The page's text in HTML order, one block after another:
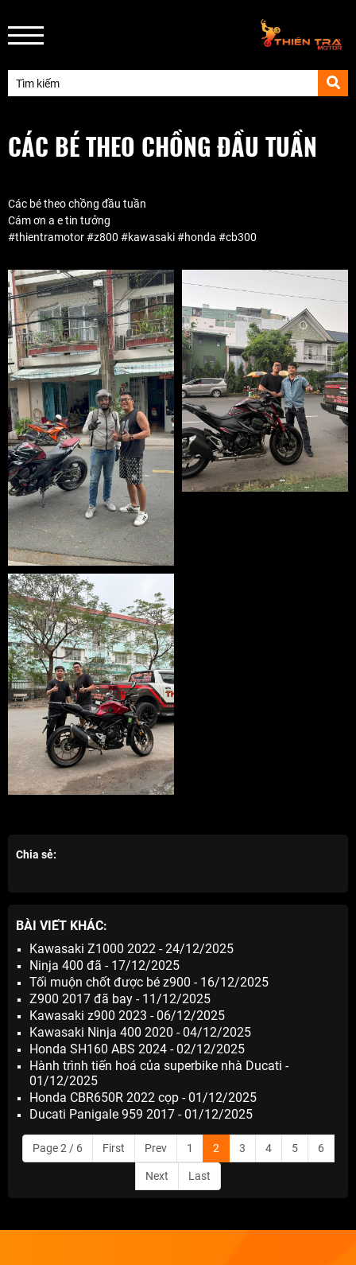
CÁC BÉ THEO CHỒNG ĐẦU TUẦN
Các bé theo chồng đầu tuần
Cám ơn a e tin tưởng
#thientramotor #z800 #kawasaki #honda #cb300
Chia sẻ:
BÀI VIẾT KHÁC:
Kawasaki Z1000 2022 - 24/12/2025
Ninja 400 đã - 17/12/2025
Tối muộn chốt được bé z900 - 16/12/2025
Z900 2017 đã bay - 11/12/2025
Kawasaki z900 2023 - 06/12/2025
Kawasaki Ninja 400 2020 - 04/12/2025
Honda SH160 ABS 2024 - 02/12/2025
Hành trình tiến hoá của superbike nhà Ducati -
01/12/2025
Honda CBR650R 2022 cọp - 01/12/2025
Ducati Panigale 959 2017 - 01/12/2025
Page 2 / 6 First Prev 1 2 3 4 5 6
Next Last